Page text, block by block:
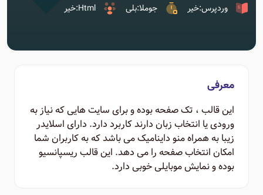
وردپرس:خیر
جوملا:بلی Html:خیر
معرفی
این قالب ، تک صفحه بوده و برای سایت هایی که نیاز به
ورودی یا انتخاب زبان دارند کاربرد دارد. دارای اسلایدر
زیبا به همراه منو داینامیک می باشد که به کاربران شما
امکان انتخاب صفحه را می دهد. این قالب ریسپانسیو
بوده و نمایش موبایلی خوبی دارد.